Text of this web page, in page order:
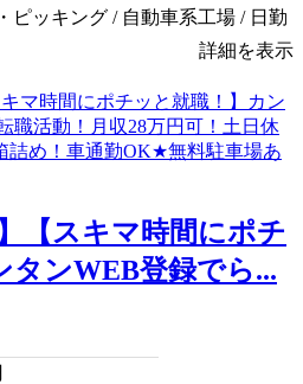
ピッキング / 自動車系工場 / 日勤
詳細を表示
】【スキマ時間にポチ
タンWEB登録でら...